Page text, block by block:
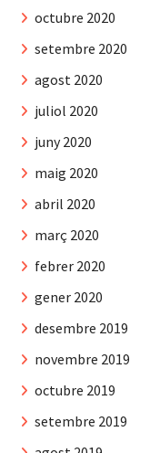
octubre 2020
setembre 2020
agost 2020
juliol 2020
juny 2020
maig 2020
abril 2020
març 2020
febrer 2020
gener 2020
desembre 2019
novembre 2019
octubre 2019
setembre 2019